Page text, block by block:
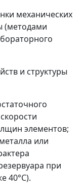
механических
(методами
и структуры
элементов;
или
при
40°С).